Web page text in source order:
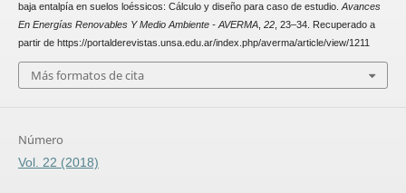
baja entalpía en suelos loéssicos: Cálculo y diseño para caso de estudio. Avances
En Energías Renovables Y Medio Ambiente - AVERMA, 22, 23–34. Recuperado a
partir de https://portalderevistas.unsa.edu.ar/index.php/averma/article/view/1211
Más formatos de cita
Número
Vol. 22 (2018)